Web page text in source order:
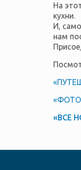
На
кухни.
И,
нам
«ВСЕ